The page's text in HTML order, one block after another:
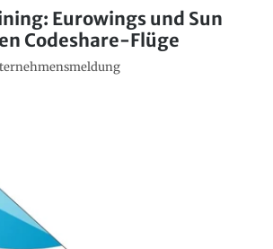
Eurowings und Sun
Codeshare-Flüge